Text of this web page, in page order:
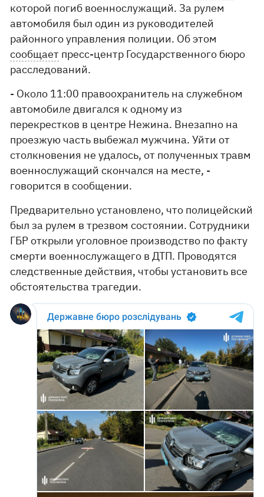
которой погиб военнослужащий. За рулем
автомобиля был один из руководителей
районного управления полиции. Об этом
сообщает пресс-центр Государственного бюро
расследований.
- Около 11:00 правоохранитель на служебном
автомобиле двигался к одному из
перекрестков в центре Нежина. Внезапно на
проезжую часть выбежал мужчина. Уйти от
столкновения не удалось, от полученных травм
военнослужащий скончался на месте, -
говорится в сообщении.
Предварительно установлено, что полицейский
был за рулем в трезвом состоянии. Сотрудники
ГБР открыли уголовное производство по факту
смерти военнослужащего в ДТП. Проводятся
следственные действия, чтобы установить все
обстоятельства трагедии.